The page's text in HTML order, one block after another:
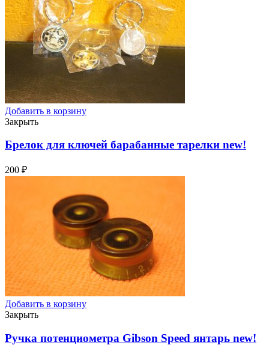
Добавить в корзину
Закрыть
Брелок для ключей барабанные тарелки new!
200 ₽
Добавить в корзину
Закрыть
Ручка потенциометра Gibson Speed янтарь new!